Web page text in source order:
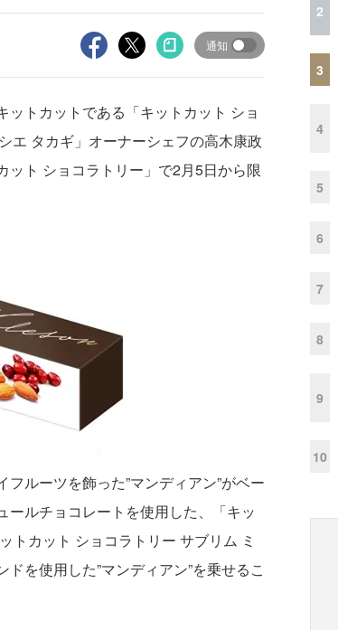
通知
トカットである「キットカット ショ
エ タカギ」オーナーシェフの高木康政
ット ショコラトリー」で2月5日から限
ルーツを飾った”マンディアン”がベー
ルチョコレートを使用した、「キッ
トカット ショコラトリー サブリム ミ
を使用した”マンディアン”を乗せるこ
2
3
4
5
6
7
8
9
10